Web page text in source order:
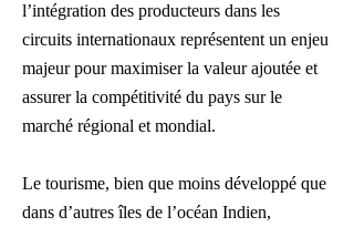
l’intégration des producteurs dans les
circuits internationaux représentent un enjeu
majeur pour maximiser la valeur ajoutée et
assurer la compétitivité du pays sur le
marché régional et mondial.
Le tourisme, bien que moins développé que
dans d’autres îles de l’océan Indien,